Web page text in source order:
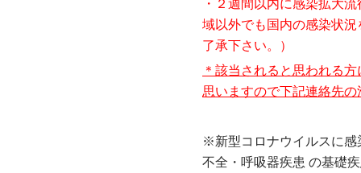
・２週間以内に感染拡大
域以外でも国内の感染状
了承下さい。）
＊該当されると思われる
思いますので下記連絡先
※新型コロナウイルスに感
不全・呼吸器疾患 の基礎